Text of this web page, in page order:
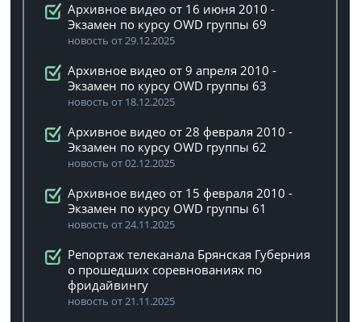
Архивное видео от 16 июня 2010 -
Экзамен по курсу OWD группы 69
новость от 29.12.2025
Архивное видео от 9 апреля 2010 -
Экзамен по курсу OWD группы 63
новость от 18.12.2025
Архивное видео от 28 февраля 2010 -
Экзамен по курсу OWD группы 62
новость от 02.12.2025
Архивное видео от 15 февраля 2010 -
Экзамен по курсу OWD группы 61
новость от 24.11.2025
Репортаж телеканала Брянская Губерния
о прошедших соревнованиях по
фридайвингу
новость от 21.11.2025